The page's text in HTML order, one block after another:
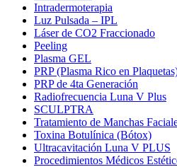
Intradermoterapia
Luz Pulsada – IPL
Láser de CO2 Fraccionado
Peeling
Plasma GEL
PRP (Plasma Rico en
PRP de 4ta Generación
Radiofrecuencia Luna V Plus
SCULPTRA
Tratamiento de Manchas
Toxina Botulínica (Bótox)
Ultracavitación Luna V PLUS
Procedimientos Médicos